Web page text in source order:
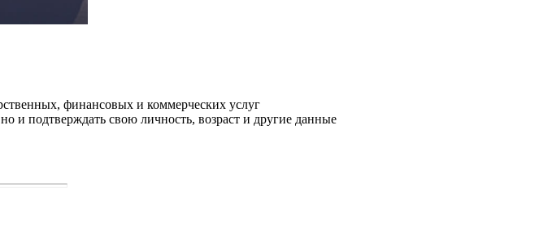
финансовых и коммерческих услуг
и подтверждать свою личность, возраст и другие данные